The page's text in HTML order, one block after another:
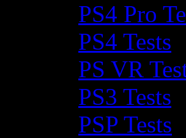
PS4 Pro
PS4 Tests
PS VR
PS3 Tests
PSP Tests